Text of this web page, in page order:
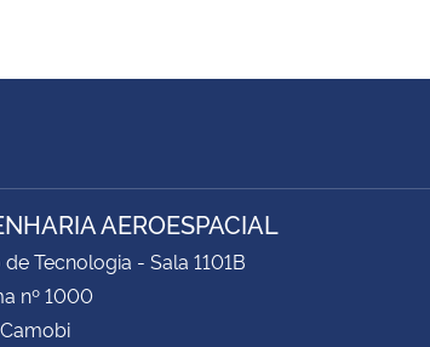
AEROESPACIAL
Tecnologia - Sala 1101B
nº 1000